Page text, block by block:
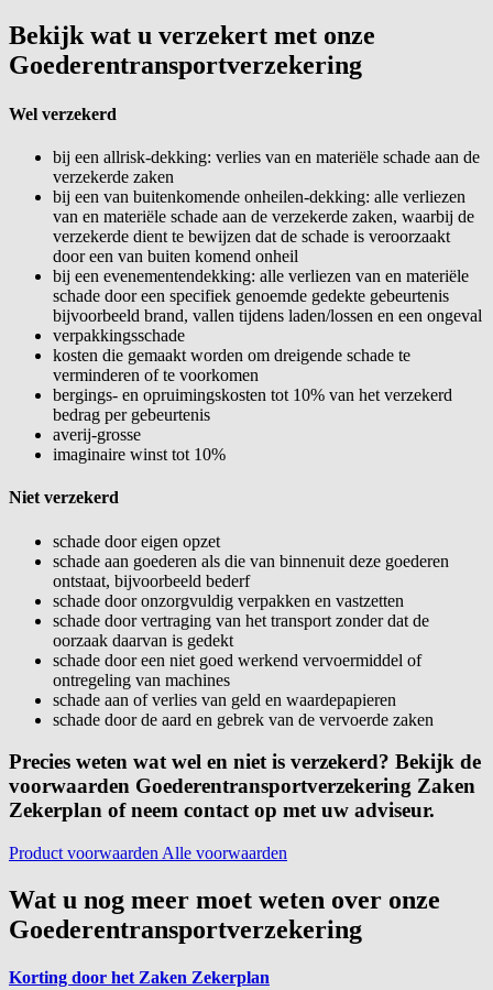
Bekijk wat u verzekert met onze
Goederentransportverzekering
Wel verzekerd
bij een allrisk-dekking: verlies van en materiële schade aan de
verzekerde zaken
bij een van buitenkomende onheilen-dekking: alle verliezen
van en materiële schade aan de verzekerde zaken, waarbij de
verzekerde dient te bewijzen dat de schade is veroorzaakt
door een van buiten komend onheil
bij een evenementendekking: alle verliezen van en materiële
schade door een specifiek genoemde gedekte gebeurtenis
bijvoorbeeld brand, vallen tijdens laden/lossen en een ongeval
verpakkingsschade
kosten die gemaakt worden om dreigende schade te
verminderen of te voorkomen
bergings- en opruimingskosten tot 10% van het verzekerd
bedrag per gebeurtenis
averij-grosse
imaginaire winst tot 10%
Niet verzekerd
schade door eigen opzet
schade aan goederen als die van binnenuit deze goederen
ontstaat, bijvoorbeeld bederf
schade door onzorgvuldig verpakken en vastzetten
schade door vertraging van het transport zonder dat de
oorzaak daarvan is gedekt
schade door een niet goed werkend vervoermiddel of
ontregeling van machines
schade aan of verlies van geld en waardepapieren
schade door de aard en gebrek van de vervoerde zaken
Precies weten wat wel en niet is verzekerd? Bekijk de
voorwaarden Goederentransportverzekering Zaken
Zekerplan of neem contact op met uw adviseur.
Product voorwaarden Alle voorwaarden
Wat u nog meer moet weten over onze
Goederentransportverzekering
Korting door het Zaken Zekerplan